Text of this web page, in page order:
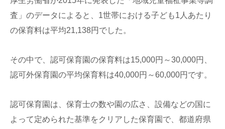
査」のデータによると、1世帯における子ども1人あたり
の保育料は平均21,138円でした。
その中で、認可保育園の保育料は15,000円～30,000円、
認可外保育園の平均保育料は40,000円～60,000円です。
認可保育園は、保育士の数や園の広さ、設備などの国に
よって定められた基準をクリアした保育園で、都道府県